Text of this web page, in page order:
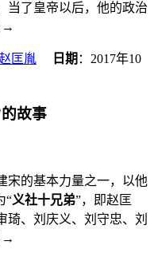
当了皇帝以后，他的政治
→
匡胤 日期 ： 2017年10
故事
宋的基本力量之一，以他
“义社十兄弟”，即赵匡
琦、刘庆义、刘守忠、刘
→